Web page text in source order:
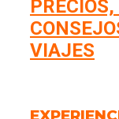
VIAJES